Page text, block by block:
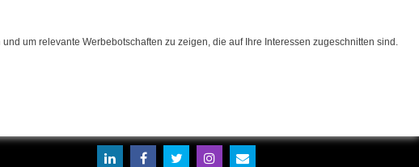
um relevante Werbebotschaften zu zeigen, die auf Ihre Interessen zugeschnitten sind.